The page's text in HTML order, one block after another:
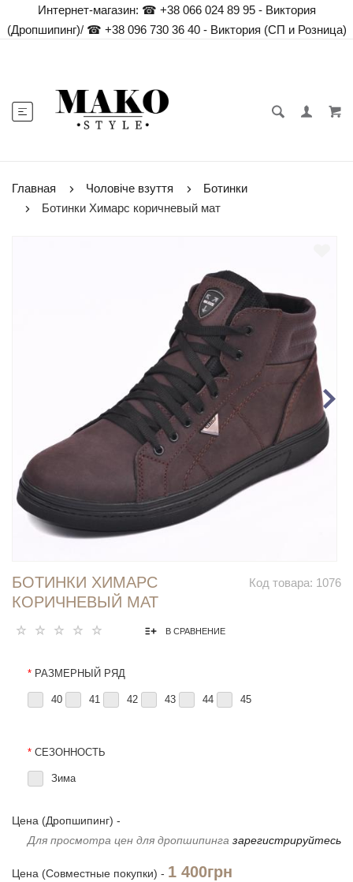
Интернет-магазин: ☎ +38 066 024 89 95 - Виктория
(Дропшипинг)/☎ +38 096 730 36 40 - Виктория (СП и Розница)
Главная Чоловіче взуття
Ботинки
Ботинки Химарс коричневый мат
Код товара: 1076
БОТИНКИ ХИМАРС
КОРИЧНЕВЫЙ МАТ
В СРАВНЕНИЕ
* РАЗМЕРНЫЙ РЯД
40 41 42 43 44 45
* СЕЗОННОСТЬ
Зима
Цена (Дропшипинг) -
Для просмотра цен для дропшипинга зарегистрируйтесь
Цена (Совместные покупки) - 1 400грн